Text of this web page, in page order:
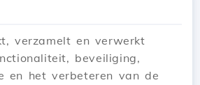
verzamelt en verwerkt
beveiliging,
en het verbeteren van de
de app